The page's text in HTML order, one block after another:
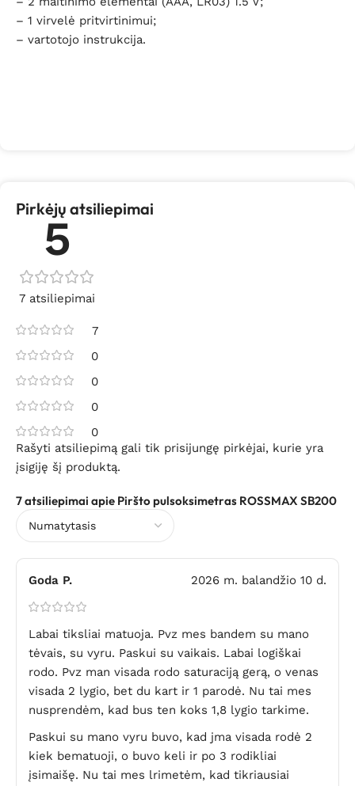
– 1 virvelė pritvirtinimui;
– vartotojo instrukcija.
Pirkėjų atsiliepimai
5
7 atsiliepimai
7
0
0
0
0
7 atsiliepimai apie Piršto pulsoksimetras ROSSMAX SB200
Goda P. 2026 m. balandžio 10 d.
Labai tiksliai matuoja. Pvz mes bandem su mano
tėvais, su vyru. Paskui su vaikais. Labai logiškai
rodo. Pvz man visada rodo saturaciją gerą, o venas
visada 2 lygio, bet du kart ir 1 parodė. Nu tai mes
nusprendėm, kad bus ten koks 1,8 lygio tarkime.
Paskui su mano vyru buvo, kad jma visada rodė 2
kiek bematuoji, o buvo keli ir po 3 rodikliai
įsimaišę. Nu tai mes lrimetėm, kad tikriausiai
Rašyti atsiliepimą gali tik prisijungę pirkėjai, kurie yra
įsigiję šį produktą.